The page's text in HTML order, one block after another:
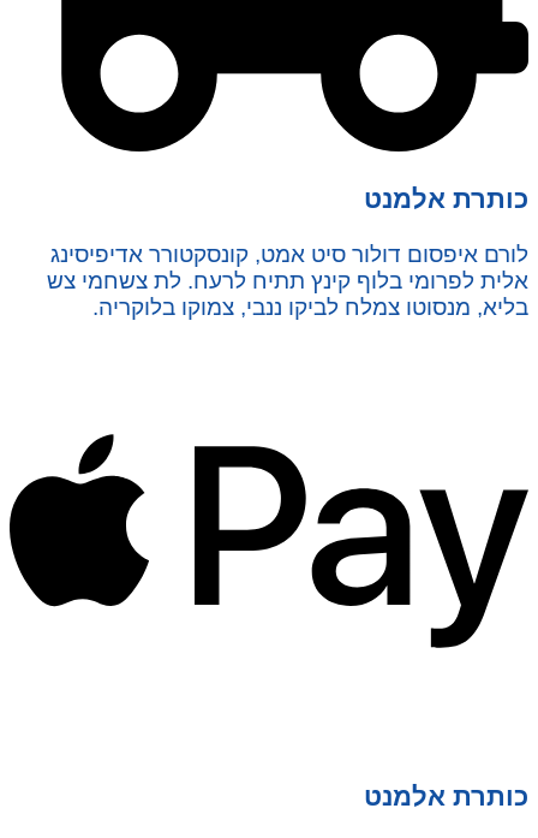
כותרת אלמנט
לורם איפסום דולור סיט אמט, קונסקטורר אדיפיסינג
אלית לפרומי בלוף קינץ תתיח לרעח. לת צשחמי צש
בליא, מנסוטו צמלח לביקו ננבי, צמוקו בלוקריה.
כותרת אלמנט